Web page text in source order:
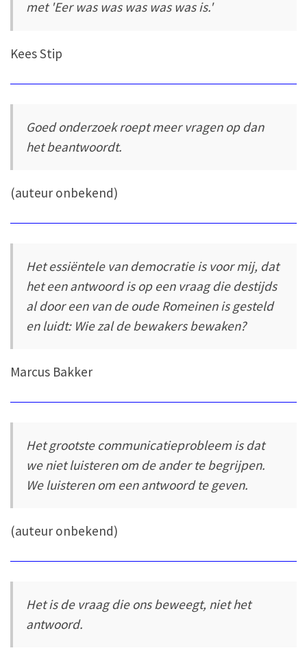
met 'Eer was was was was was is.'
Kees Stip
Goed onderzoek roept meer vragen op dan
het beantwoordt.
(auteur onbekend)
Het essiëntele van democratie is voor mij, dat
het een antwoord is op een vraag die destijds
al door een van de oude Romeinen is gesteld
en luidt: Wie zal de bewakers bewaken?
Marcus Bakker
Het grootste communicatieprobleem is dat
we niet luisteren om de ander te begrijpen.
We luisteren om een antwoord te geven.
(auteur onbekend)
Het is de vraag die ons beweegt, niet het
antwoord.